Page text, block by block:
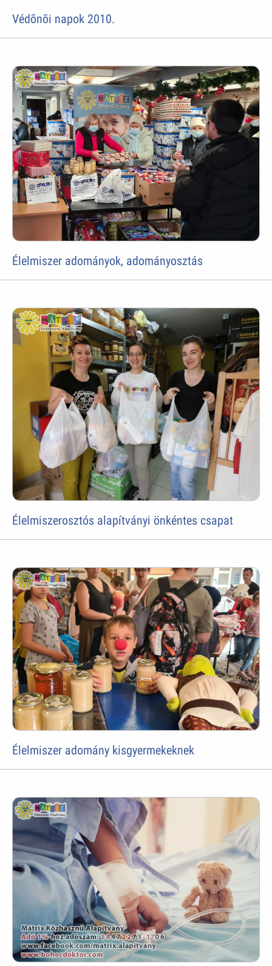
Védõnõi napok 2010.
Élelmiszer adományok, adományosztás
Élelmiszerosztós alapítványi önkéntes csapat
Élelmiszer adomány kisgyermekeknek